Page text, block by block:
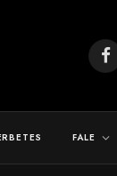
FALE